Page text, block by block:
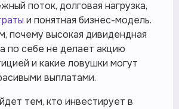
поток, долговая нагрузка,
и понятная бизнес-модель.
почему высокая дивидендная
по себе не делает акцию
и какие ловушки могут
выплатами.
тем, кто инвестирует в